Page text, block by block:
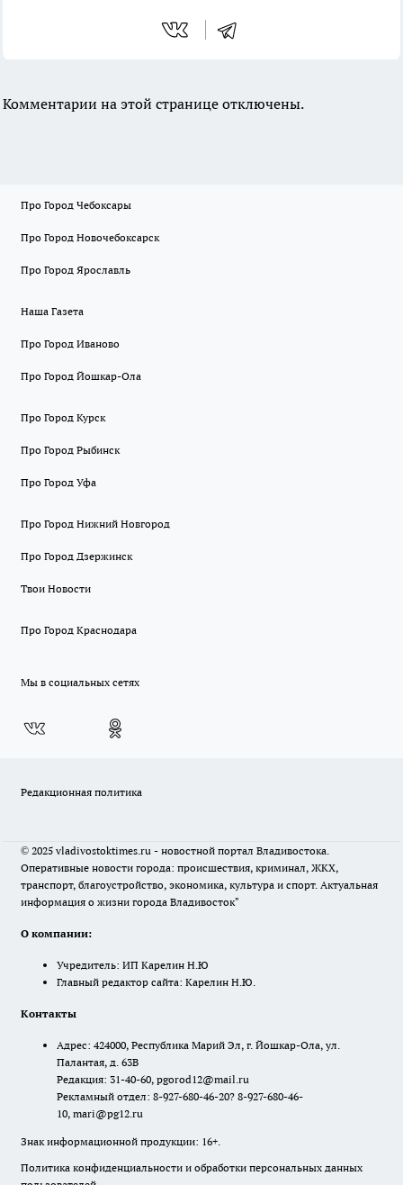
Комментарии на этой странице отключены.
Про Город Чебоксары
Про Город Новочебоксарск
Про Город Ярославль
Наша Газета
Про Город Иваново
Про Город Йошкар-Ола
Про Город Курск
Про Город Рыбинск
Про Город Уфа
Про Город Нижний Новгород
Про Город Дзержинск
Твои Новости
Про Город Краснодара
Мы в социальных сетях
Редакционная политика
© 2025 vladivostoktimes.ru - новостной портал Владивостока.
Оперативные новости города: происшествия, криминал, ЖКХ,
транспорт, благоустройство, экономика, культура и спорт. Актуальная
информация о жизни города Владивосток"
О компании:
Учредитель: ИП Карелин Н.Ю
Главный редактор сайта: Карелин Н.Ю.
Контакты
Адрес: 424000, Республика Марий Эл, г. Йошкар-Ола, ул.
Палантая, д. 63В
Редакция: 31-40-60, pgorod12@mail.ru
Рекламный отдел: 8-927-680-46-20? 8-927-680-46-
10, mari@pg12.ru
Знак информационной продукции: 16+.
Политика конфиденциальности и обработки персональных данных